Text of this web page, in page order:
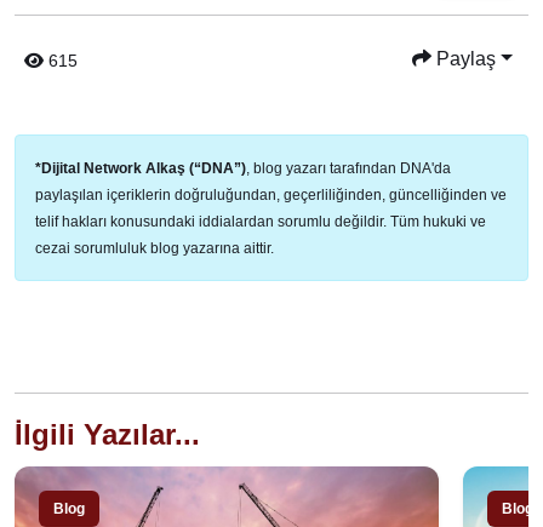
615 Paylaş
*Dijital Network Alkaş (“DNA”), blog yazarı tarafından DNA'da
paylaşılan içeriklerin doğruluğundan, geçerliliğinden, güncelliğinden ve
telif hakları konusundaki iddialardan sorumlu değildir. Tüm hukuki ve
cezai sorumluluk blog yazarına aittir.
İlgili Yazılar...
Blog Blog